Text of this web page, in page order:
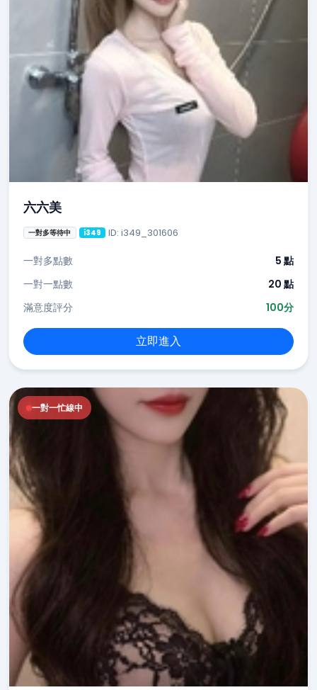
六六美
一對多等待中 i349 ID: i349_301606
一對多點數
5 點
一對一點數
20 點
滿意度評分
100分
立即進入
一對一忙線中